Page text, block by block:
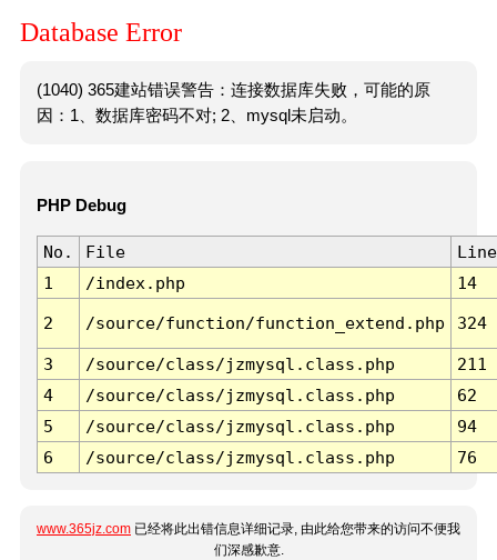
Database Error
(1040) 365建站错误警告：连接数据库失败，可能的原
因：1、数据库密码不对; 2、mysql未启动。
PHP Debug
No. File
Line
1
/index.php 14
2 /source/function/function_extend.php 324
3 /source/class/jzmysql.class.php
211
4
/source/class/jzmysql.class.php
62
5
/source/class/jzmysql.class.php
94
6
/source/class/jzmysql.class.php 76
www.365jz.com 已经将此出错信息详细记录, 由此给您带来的访问不便我
们深感歉意.